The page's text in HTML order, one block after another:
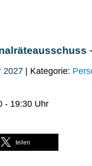
2027 | Kategorie:
- 19:30 Uhr
teilen